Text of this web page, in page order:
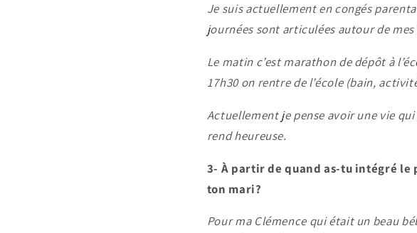
Je suis actuellement en congés
journées sont articulées autour de mes
Le matin c’est marathon de dépôt à
17h30 on rentre de l’école (bain,
Actuellement je pense avoir une vie
rend heureuse.
3- À partir de quand as-tu intégré le
ton mari?
Pour ma Clémence qui était un beau